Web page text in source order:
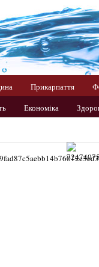
Прикарпаття
Економіка